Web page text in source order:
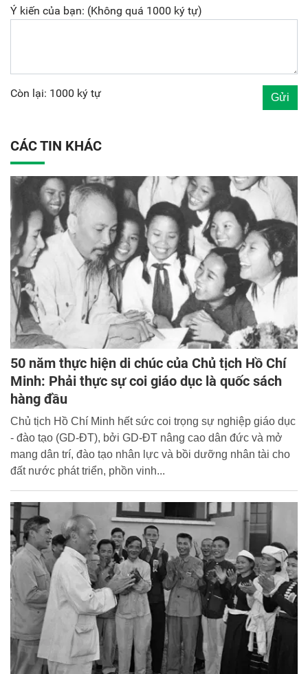
Ý kiến của bạn: (Không quá 1000 ký tự)
Còn lại: 1000 ký tự
CÁC TIN KHÁC
50 năm thực hiện di chúc của Chủ tịch Hồ Chí
Minh: Phải thực sự coi giáo dục là quốc sách
hàng đầu
Chủ tịch Hồ Chí Minh hết sức coi trọng sự nghiệp giáo dục
- đào tạo (GD-ĐT), bởi GD-ĐT nâng cao dân đức và mở
mang dân trí, đào tạo nhân lực và bồi dưỡng nhân tài cho
đất nước phát triển, phồn vinh...